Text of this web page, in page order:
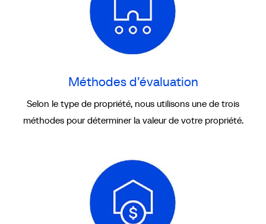
Méthodes d’évaluation
Selon le type de propriété, nous utilisons une de trois
méthodes pour déterminer la valeur de votre propriété.
Impôts
fonciers
et
valeur